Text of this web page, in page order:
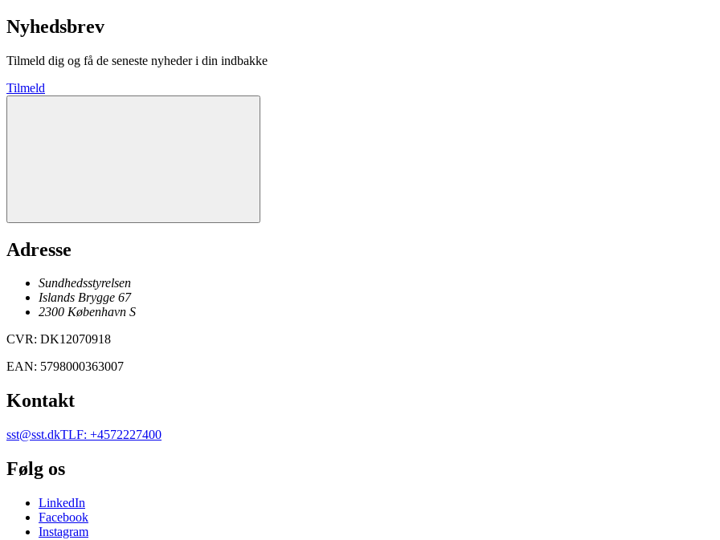
Nyhedsbrev
Tilmeld dig og få de seneste nyheder i din indbakke
Tilmeld
Adresse
Sundhedsstyrelsen
Islands Brygge 67
2300 København S
CVR: DK12070918
EAN: 5798000363007
Kontakt
sst@sst.dkTLF: +4572227400
Følg os
LinkedIn
Facebook
Instagram